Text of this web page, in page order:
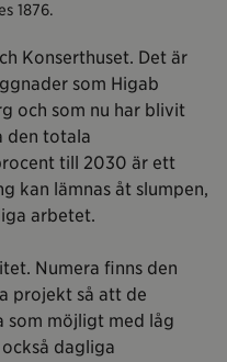
1876.
Konserthuset. Det är
som Higab
och som nu har blivit
den totala
till 2030 är ett
kan lämnas åt slumpen,
arbetet.
Numera finns den
projekt så att de
som möjligt med låg
dagliga